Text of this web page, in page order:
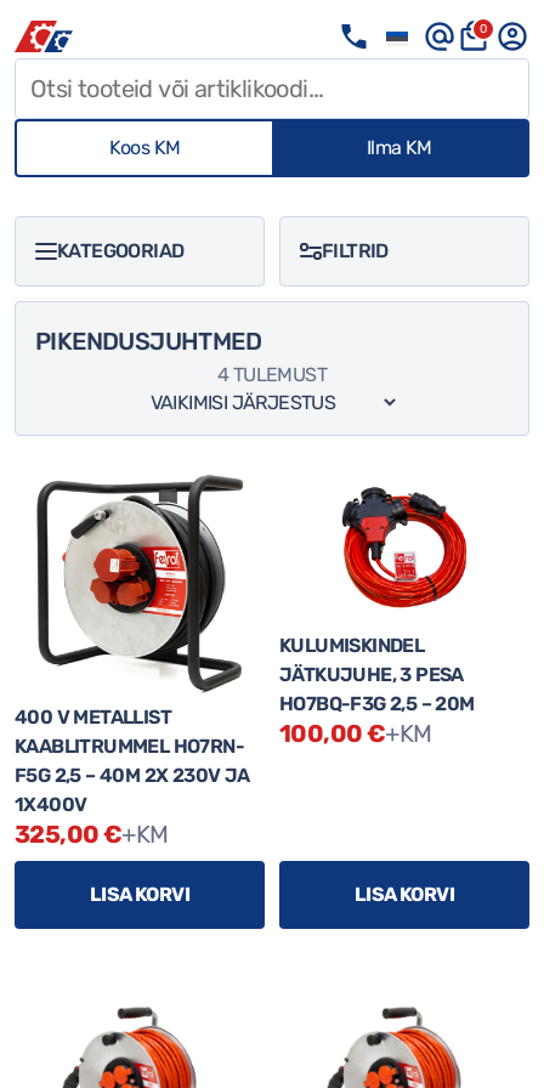
0
Koos KM Ilma KM
PIKENDUSJUHTMED
4 TULEMUST
KATEGOORIAD FILTRID
BOSCH AKU
BOSCH AKULAADIJA
BOSCH TIKKSAAG
BOSCH AKUTRELL
KEVADRIIETE KAMPAANIA
BOSCH KOMBOKIT
SOODUSPAKKUMISED
BOSCH JÄRKAMISSAAG
BOSCH FREES
SUVERIIETE KAMPAANIA
BOSCH KETASSAAG
BOSCH RAADIO
BOSCH KETASLÕIKUR
TÖÖRIISTAD
TARVIKUD
400 V METALLIST
KAABLITRUMMEL HO7RN-
F5G 2,5 – 40M 2X 230V JA
1X400V
325,00€+KM
LISA KORVI
KULUMISKINDEL
JÄTKUJUHE, 3 PESA
HO7BQ-F3G 2,5 – 20M
100,00€+KM
LISA KORVI